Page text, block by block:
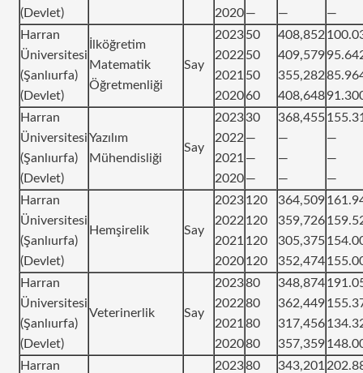
(Devlet)
2020 —
—
—
Harran
Üniversitesi
(Şanlıurfa)
(Devlet)
İlköğretim
Matematik
Öğretmenliği
Say
2023
2022
2021
2020
50
50
50
60
408,852
409,579
355,282
408,648
Harran
Üniversitesi
(Şanlıurfa)
(Devlet)
Yazılım
Mühendisliği
Say
2023
2022
2021
2020
30
—
—
—
368,455
—
—
—
—
—
—
Harran
Üniversitesi
(Şanlıurfa)
(Devlet)
Hemşirelik Say
2023
2022
2021
2020
120
120
120
120
364,509
359,726
305,375
352,474
Harran
Üniversitesi
(Şanlıurfa)
(Devlet)
Veterinerlik Say
2023
2022
2021
2020
80
80
80
80
348,874
362,449
317,456
357,359
Harran
202380
343,201